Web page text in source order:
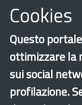
Cookies
Questo
ottimizzare la
sui social
profilazione.